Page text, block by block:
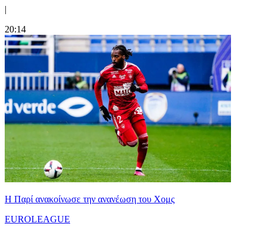
|
20:14
Η Παρί ανακοίνωσε την ανανέωση του Χομς
EUROLEAGUE